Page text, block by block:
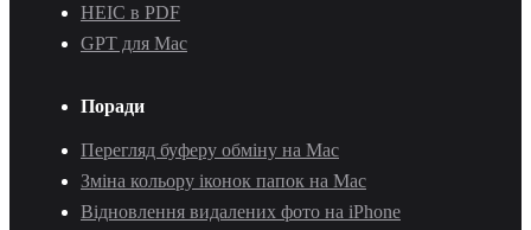
HEIC в PDF
GPT для Mac
Поради
Перегляд буферу обміну на Mac
Зміна кольору іконок папок на Mac
Відновлення видалених фото на iPhone